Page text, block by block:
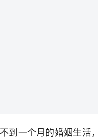
不到一个月的婚姻生活